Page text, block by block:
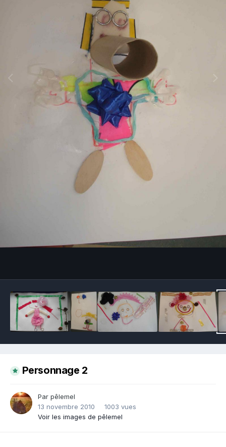
Personnage 2
Par pêlemel
13 novembre 2010
1003 vues
Voir les images de pêlemel